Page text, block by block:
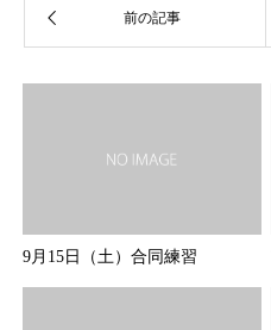
9月15日（土）合同練習